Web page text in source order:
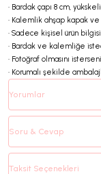
• Bardak çapı 8 cm,
• Kalemlik ahşap kapak
• Sadece kişisel ürün
• Bardak ve kalemliğe
• Fotoğraf olmasını
• Korumalı şekilde
Yorumlar
Soru & Cevap
Taksit Seçenekleri